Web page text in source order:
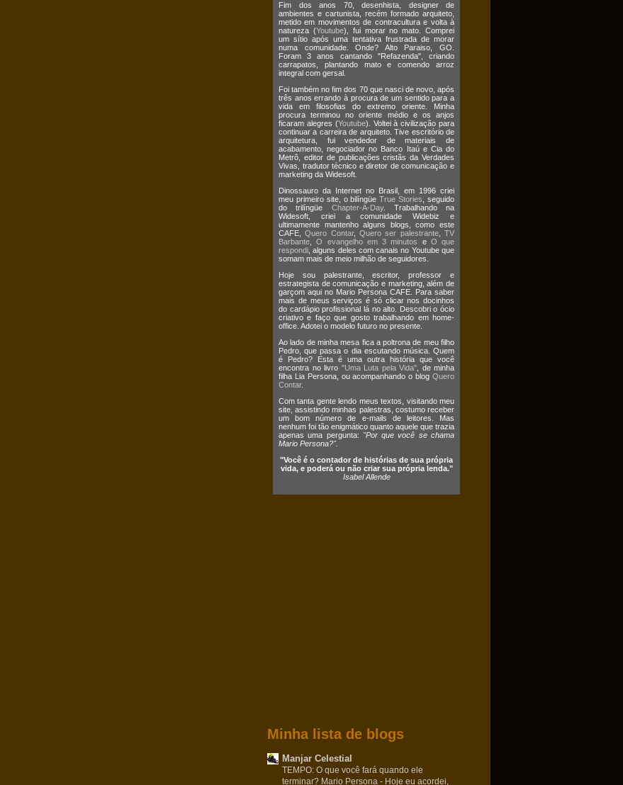
Fim dos anos 70, desenhista, designer de
ambientes e cartunista, recém formado arquiteto,
metido em movimentos de contracultura e volta à
natureza (Youtube), fui morar no mato. Comprei
um sítio após uma tentativa frustrada de morar
numa comunidade. Onde? Alto Paraiso, GO.
Foram 3 anos cantando "Refazenda", criando
carrapatos, plantando mato e comendo arroz
integral com gersal.
Foi também no fim dos 70 que nasci de novo, após
três anos errando à procura de um sentido para a
vida em filosofias do extremo oriente. Minha
procura terminou no oriente médio e os anjos
ficaram alegres (Youtube). Voltei à civilização para
continuar a carreira de arquiteto. Tive escritório de
arquitetura, fui vendedor de materiais de
acabamento, negociador no Banco Itaú e Cia do
Metrô, editor de publicações cristãs da Verdades
Vivas, tradutor técnico e diretor de comunicação e
marketing da Widesoft.
Dinossauro da Internet no Brasil, em 1996 criei
meu primeiro site, o bilíngüeTrue Stories , seguido
do trilíngüe Chapter-A-Day. Trabalhando na
Widesoft, criei a comunidade Widebiz e
ultimamente mantenho alguns blogs, como este
CAFE,Quero Contar,Quero ser palestrante,TV
Barbante ,O evangelho em 3 minutos e O que
respondi , alguns deles com canais no Youtube que
somam mais de meio milhão de seguidores.
Hoje sou palestrante, escritor, professor e
estrategista de comunicação e marketing, além de
garçom aqui no Mario Persona CAFE. Para saber
mais de meus serviços é só clicar nos docinhos
do cardápio profissional lá no alto. Descobri o ócio
criativo e faço que gosto trabalhando em home-
office. Adotei o modelo futuro no presente.
Ao lado de minha mesa fica a poltrona de meu filho
Pedro, que passa o dia escutando música. Quem
é Pedro? Esta é uma outra história que você
encontra no livro "Uma Luta pela Vida" , de minha
filha Lia Persona, ou acompanhando o blog Quero
Contar.
Com tanta gente lendo meus textos, visitando meu
site, assistindo minhas palestras, costumo receber
um bom número de e-mails de leitores. Mas
nenhum foi tão enigmático quanto aquele que trazia
apenas uma pergunta: "Por que você se chama
Mario Persona?".
"Você é o contador de histórias de sua própria
vida, e poderá ou não criar sua própria lenda."
Isabel Allende
Minha lista de blogs
Manjar Celestial
TEMPO: O que você fará quando ele
terminar? Mario Persona - Hoje eu acordei,